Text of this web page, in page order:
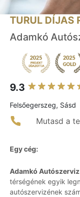
TURUL DÍJAS
Adamkó
9.3
Felsőegerszeg, Sásd
Mutasd a
Egy cég:
Adamkó Autószerviz
térségének egyik
autószervizének